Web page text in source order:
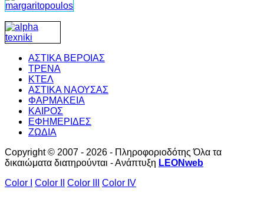
ΑΣΤΙΚΑ ΒΕΡΟΙΑΣ
ΤΡΕΝΑ
ΚΤΕΛ
ΑΣΤΙΚΑ ΝΑΟΥΣΑΣ
ΦΑΡΜΑΚΕΙΑ
ΚΑΙΡΟΣ
ΕΦΗΜΕΡΙΔΕΣ
ΖΩΔΙΑ
Copyright © 2007 - 2026 - Πληροφοριοδότης Όλα τα
δικαιώματα διατηρούνται - Ανάπτυξη LEONweb
Color I
Color II Color III Color IV